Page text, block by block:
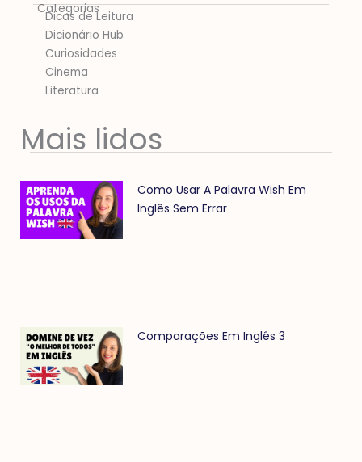
Categorias
Dicas de Leitura
Dicionário Hub
Curiosidades
Cinema
Literatura
Mais lidos
Como Usar A Palavra Wish Em
Inglês Sem Errar
Comparações Em Inglês 3